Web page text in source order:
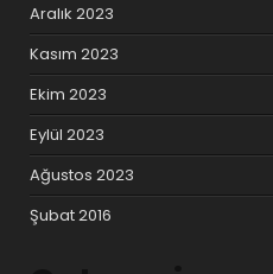
Aralık 2023
Kasım 2023
Ekim 2023
Eylül 2023
Ağustos 2023
Şubat 2016